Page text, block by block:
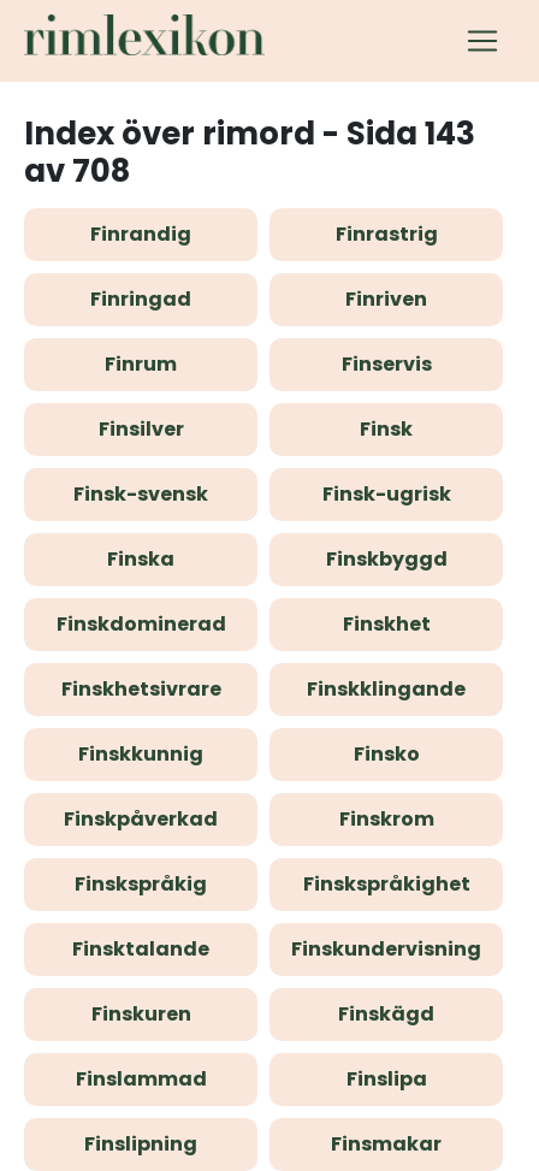
Index över rimord - Sida 143
av 708
Finrandig Finrastrig
Finringad Finriven
Finrum Finservis
Finsilver Finsk
Finsk-svensk Finsk-ugrisk
Finska Finskbyggd
Finskdominerad Finskhet
Finskhetsivrare Finskklingande
Finskkunnig Finsko
Finskpåverkad Finskrom
Finskspråkig Finskspråkighet
Finsktalande Finskundervisning
Finskuren Finskägd
Finslammad Finslipa
Finslipning Finsmakar